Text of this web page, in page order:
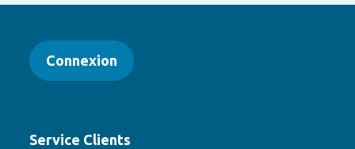
Connexion
Service Clients